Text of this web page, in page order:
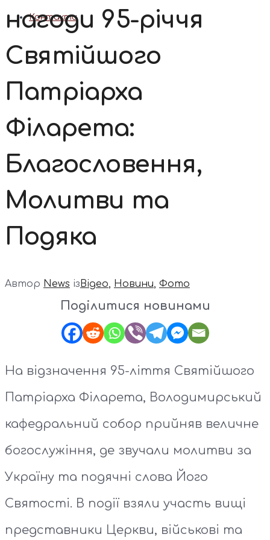
Контакти
нагоди 95-річчя
Святійшого
Патріарха
Філарета:
Благословення,
Молитви та
Подяка
Автор News із Відео, Новини, Фото
Поділитися новинами
На відзначення 95-ліття Святійшого
Патріарха Філарета, Володимирський
кафедральний собор прийняв величне
богослужіння, де звучали молитви за
Україну та подячні слова Його
Святості. В події взяли участь вищі
представники Церкви, військові та